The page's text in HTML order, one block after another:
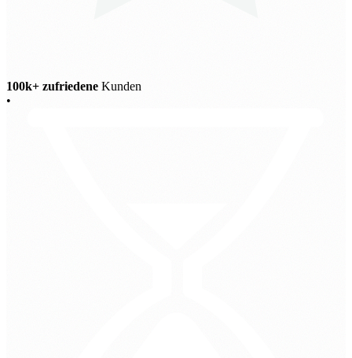
100k+ zufriedene Kunden
•